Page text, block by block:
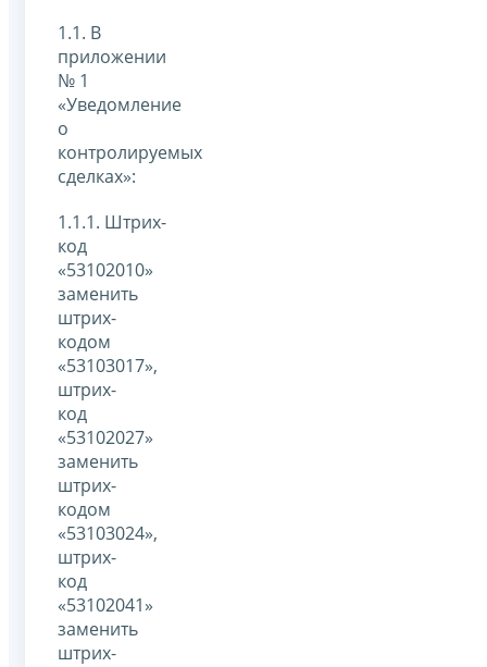
1.1. В
приложении
№ 1
«Уведомление
о
контролируемых
сделках»:
1.1.1. Штрих-
код
«53102010»
заменить
штрих-
кодом
«53103017»,
штрих-
код
«53102027»
заменить
штрих-
кодом
«53103024»,
штрих-
код
«53102041»
заменить
штрих-